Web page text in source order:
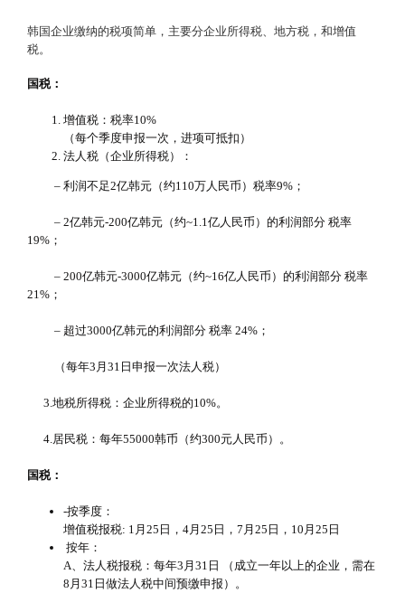
韩国企业缴纳的税项简单，主要分企业所得税、地方税，和增值
税。
国税：
增值税：税率10%
（每个季度申报一次，进项可抵扣）
法人税（企业所得税）：
– 利润不足2亿韩元（约110万人民币）税率9%；
– 2亿韩元-200亿韩元（约~1.1亿人民币）的利润部分 税率
19%；
– 200亿韩元-3000亿韩元（约~16亿人民币）的利润部分 税率
21%；
– 超过3000亿韩元的利润部分 税率 24%；
（每年3月31日申报一次法人税）
3.地税所得税：企业所得税的10%。
4.居民税：每年55000韩币（约300元人民币）。
国税：
-按季度：
增值税报税: 1月25日，4月25日，7月25日，10月25日
按年：
A、法人税报税：每年3月31日 （成立一年以上的企业，需在
8月31日做法人税中间预缴申报）。